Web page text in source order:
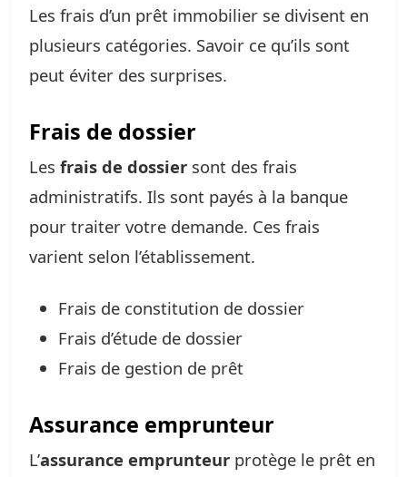
Les frais d’un prêt immobilier se divisent en
plusieurs catégories. Savoir ce qu’ils sont
peut éviter des surprises.
Frais de dossier
Les frais de dossier sont des frais
administratifs. Ils sont payés à la banque
pour traiter votre demande. Ces frais
varient selon l’établissement.
Frais de constitution de dossier
Frais d’étude de dossier
Frais de gestion de prêt
Assurance emprunteur
L’assurance emprunteur protège le prêt en